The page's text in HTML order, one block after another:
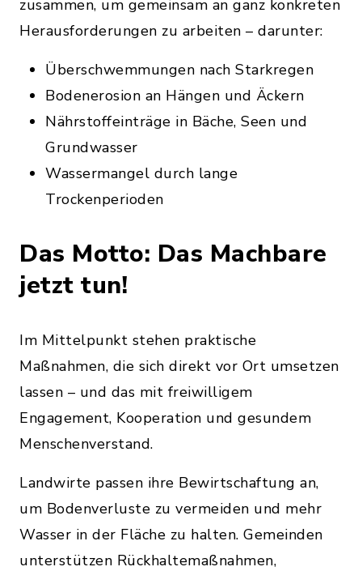
zusammen, um gemeinsam an ganz konkreten
Herausforderungen zu arbeiten – darunter:
Überschwemmungen nach Starkregen
Bodenerosion an Hängen und Äckern
Nährstoffeinträge in Bäche, Seen und
Grundwasser
Wassermangel durch lange
Trockenperioden
Das Motto: Das Machbare
jetzt tun!
Im Mittelpunkt stehen praktische
Maßnahmen, die sich direkt vor Ort umsetzen
lassen – und das mit freiwilligem
Engagement, Kooperation und gesundem
Menschenverstand.
Landwirte passen ihre Bewirtschaftung an,
um Bodenverluste zu vermeiden und mehr
Wasser in der Fläche zu halten. Gemeinden
unterstützen Rückhaltemaßnahmen,